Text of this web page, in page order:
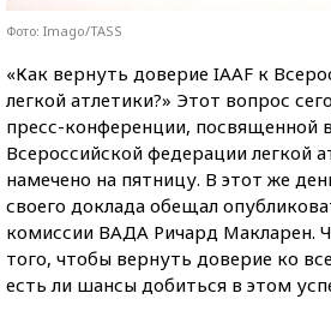
Фото: Imago/TASS
«Как вернуть доверие IAAF к
легкой атлетики?» Этот вопрос
пресс-конференции, посвященной
Всероссийской федерации легкой
намечено на пятницу. В этот же
своего доклада обещал
комиссии ВАДА Ричард Макларен.
того, чтобы вернуть доверие ко
есть ли шансы добиться в этом